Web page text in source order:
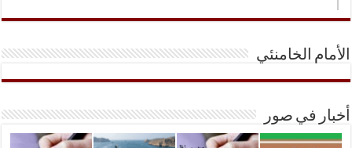
الأمام الخامنئي
أخبار في صور